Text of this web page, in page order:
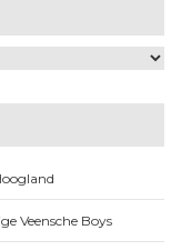
Veensche Boys